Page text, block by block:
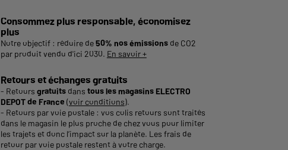
Consommez plus responsable, économisez
plus
Notre objectif : réduire de50% nos émissionsde CO2
par produit vendu d'ici 2030. En savoir +
Retours et échanges gratuits
- Retours gratuitsdans tous les magasins ELECTRO
DEPOT de France (voir conditions).
- Retours par voie postale : vos colis retours sont traités
dans le magasin le plus proche de chez vous pour limiter
les trajets et donc l’impact sur la planète. Les frais de
retour par voie postale restent à votre charge.